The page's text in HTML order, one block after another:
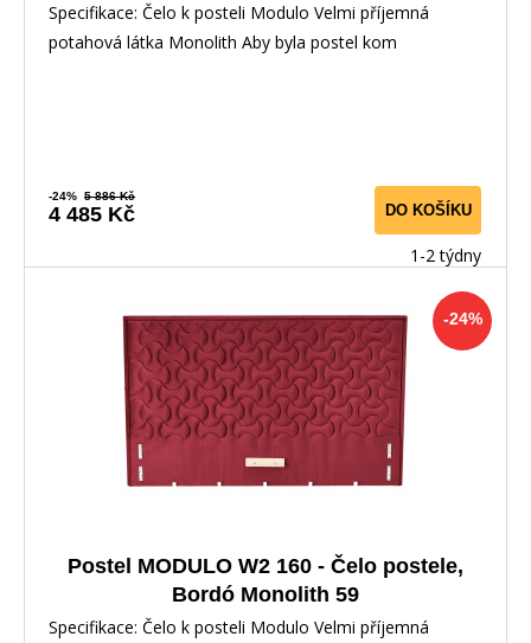
Specifikace: Čelo k posteli Modulo Velmi příjemná
potahová látka Monolith Aby byla postel kom
-24% 5 886 Kč
4 485 Kč DO KOŠÍKU
1-2 týdny
-24%
Postel MODULO W2 160 - Čelo postele,
Bordó Monolith 59
Specifikace: Čelo k posteli Modulo Velmi příjemná